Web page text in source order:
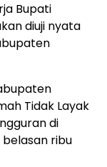
Bupati
diuji nyata
Tidak Layak
di
ribu